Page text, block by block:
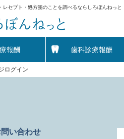
レセプト・処方箋のことを調べるならしろぼんねっと
報酬 歯科診療報酬
ログイン
い合わせ